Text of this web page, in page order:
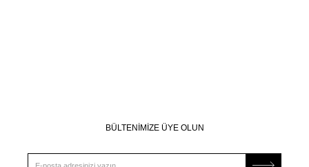
BÜLTENİMİZE ÜYE OLUN